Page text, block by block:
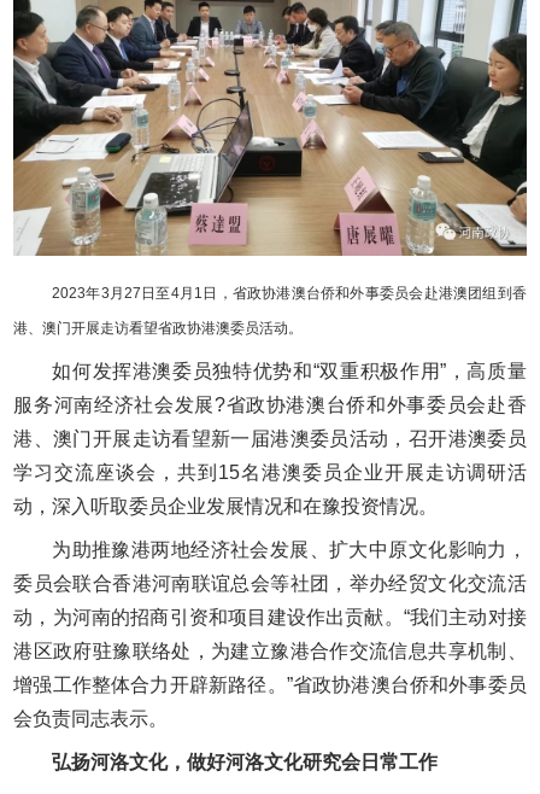
2023年3月27日至4月1日，省政协港澳台侨和外事委员会赴港澳团组到香
港、澳门开展走访看望省政协港澳委员活动。
如何发挥港澳委员独特优势和“双重积极作用”，高质量
服务河南经济社会发展?省政协港澳台侨和外事委员会赴香
港、澳门开展走访看望新一届港澳委员活动，召开港澳委员
学习交流座谈会，共到15名港澳委员企业开展走访调研活
动，深入听取委员企业发展情况和在豫投资情况。
为助推豫港两地经济社会发展、扩大中原文化影响力，
委员会联合香港河南联谊总会等社团，举办经贸文化交流活
动，为河南的招商引资和项目建设作出贡献。“我们主动对接
港区政府驻豫联络处，为建立豫港合作交流信息共享机制、
增强工作整体合力开辟新路径。”省政协港澳台侨和外事委员
会负责同志表示。
弘扬河洛文化，做好河洛文化研究会日常工作